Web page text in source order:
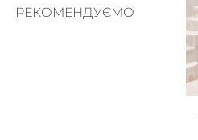
РЕКОМЕНДУЄМО